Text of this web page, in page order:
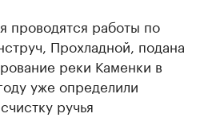
проводятся работы по
Прохладной, подана
реки Каменки в
уже определили
ручья